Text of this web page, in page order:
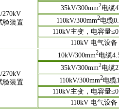
270kV
验装置
35kV/300mm2电缆
110kV/300mm2电缆
110kV主变，电容量
110kV 电气设备
270kV
验装置
10kV/300mm2电缆
35kV/300mm2电缆
110kV/300mm2电缆
110kV主变，电容量
110kV 电气设备